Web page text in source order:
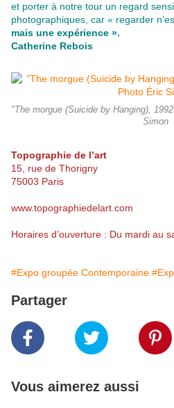
et porter à notre tour un regard
photographiques, car « regarder
mais une expérience ».
Catherine Rebois
"The morgue (Suicide by Hanging),
Simon
Topographie de l’art
15, rue de Thorigny
75003 Paris
www.topographiedelart.com
Horaires d’ouverture : Du mardi au
#Expo groupée Contemporaine
Partager
Vous aimerez aussi